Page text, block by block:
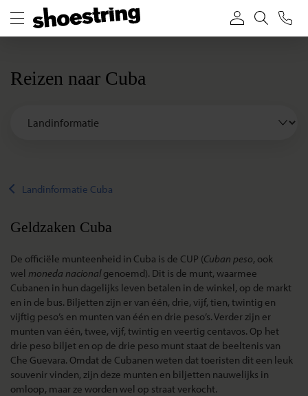
Reizen naar Cuba
Landinformatie Cuba
Geldzaken Cuba
De officiële munteenheid in Cuba is de CUP (Cuban peso, ook
wel moneda nacionalgenoemd). Dit is de munt, waarmee
Cubanen in hun dagelijks leven betalen in de winkel, op de markt
en in de bus. Biljetten zijn er van één, drie, vijf, tien, twintig en
vijftig peso’s en munten van één en drie peso’s. Verder zijn er
munten van één, twee, vijf, twintig en veertig centavos. Op het
drie peso biljet en op de drie peso munt staat de beeltenis van
Che Guevara. Omdat de Cubanen weten dat toeristen dit een leuk
souvenir vinden, zijn deze munten en biljetten nauwelijks in
omloop, maar ze worden wel op straat verkocht.